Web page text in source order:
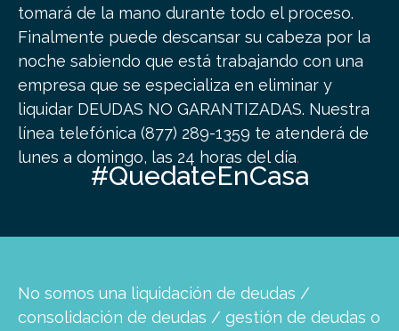
tomará de la mano durante todo el proceso.
Finalmente puede descansar su cabeza por la
noche sabiendo que está trabajando con una
empresa que se especializa en eliminar y
liquidar DEUDAS NO GARANTIZADAS. Nuestra
línea telefónica (877) 289-1359 te atenderá de
lunes a domingo, las 24 horas del día.
#QuedateEnCasa
No somos una liquidación de deudas /
consolidación de deudas / gestión de deudas o